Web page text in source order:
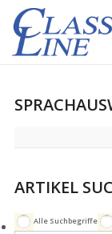
ARTIKEL
Alle Suchbegriffe